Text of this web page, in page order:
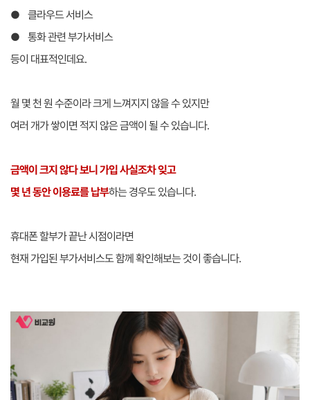
● 클라우드 서비스
● 통화 관련 부가서비스
등이 대표적인데요.
월 몇 천 원 수준이라 크게 느껴지지 않을 수 있지만
여러 개가 쌓이면 적지 않은 금액이 될 수 있습니다.
금액이 크지 않다 보니 가입 사실조차 잊고
몇 년 동안 이용료를 납부하는 경우도 있습니다.
휴대폰 할부가 끝난 시점이라면
현재 가입된 부가서비스도 함께 확인해보는 것이 좋습니다.